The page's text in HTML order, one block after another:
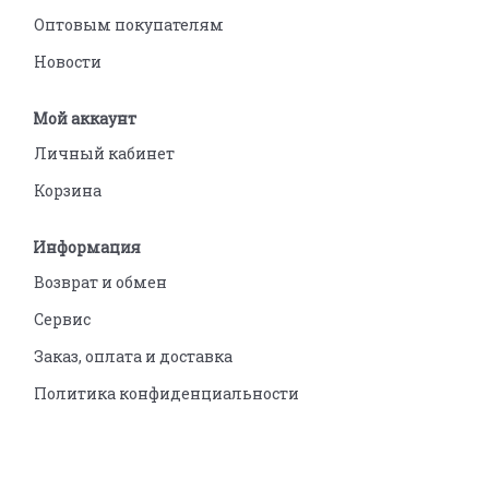
Оптовым покупателям
Новости
Мой аккаунт
Личный кабинет
Корзина
Информация
Возврат и обмен
Сервис
Заказ, оплата и доставка
Политика конфиденциальности